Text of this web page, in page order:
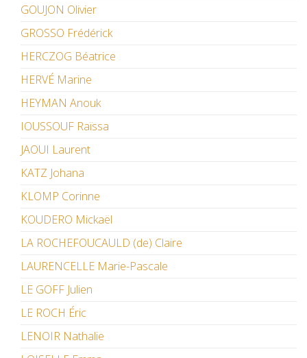
GOUJON Olivier
GROSSO Frédérick
HERCZOG Béatrice
HERVÉ Marine
HEYMAN Anouk
IOUSSOUF Raïssa
JAOUI Laurent
KATZ Johana
KLOMP Corinne
KOUDERO Mickaël
LA ROCHEFOUCAULD (de) Claire
LAURENCELLE Marie-Pascale
LE GOFF Julien
LE ROCH Éric
LENOIR Nathalie